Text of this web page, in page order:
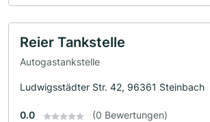
Reier Tankstelle
Autogastankstelle
Ludwigsstädter Str. 42, 96361 Steinbach
0.0 (0 Bewertungen)